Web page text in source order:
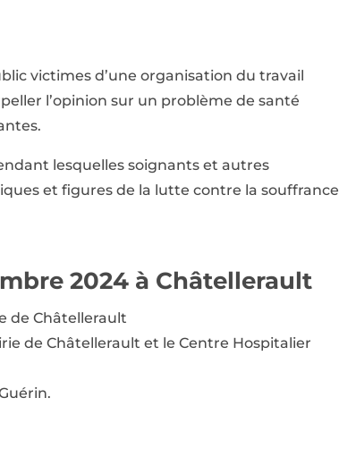
victimes d’une organisation du travail
l’opinion sur un problème de santé
lesquelles soignants et autres
et figures de la lutte contre la souffrance
2024 à Châtellerault
de Châtellerault
de Châtellerault et le Centre Hospitalier